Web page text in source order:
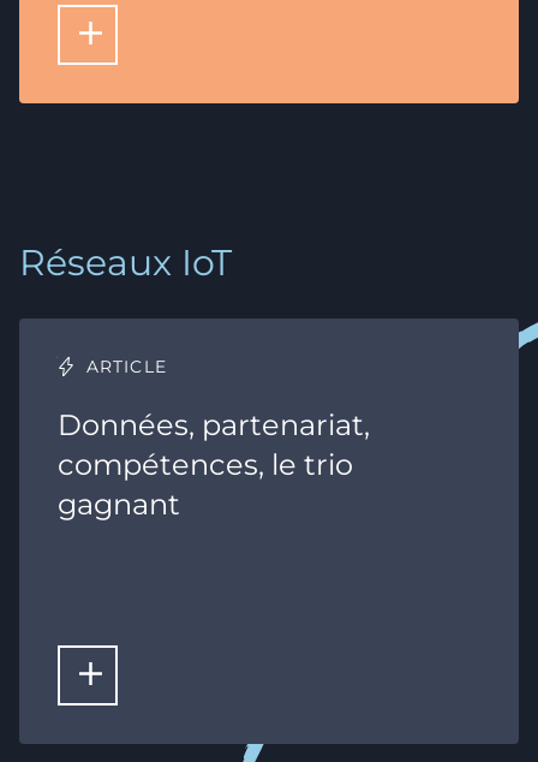
LIRE PLUS D'ARTICLES
Réseaux IoT
ARTICLE
Données, partenariat,
compétences, le trio
gagnant
LIRE LA SUITE